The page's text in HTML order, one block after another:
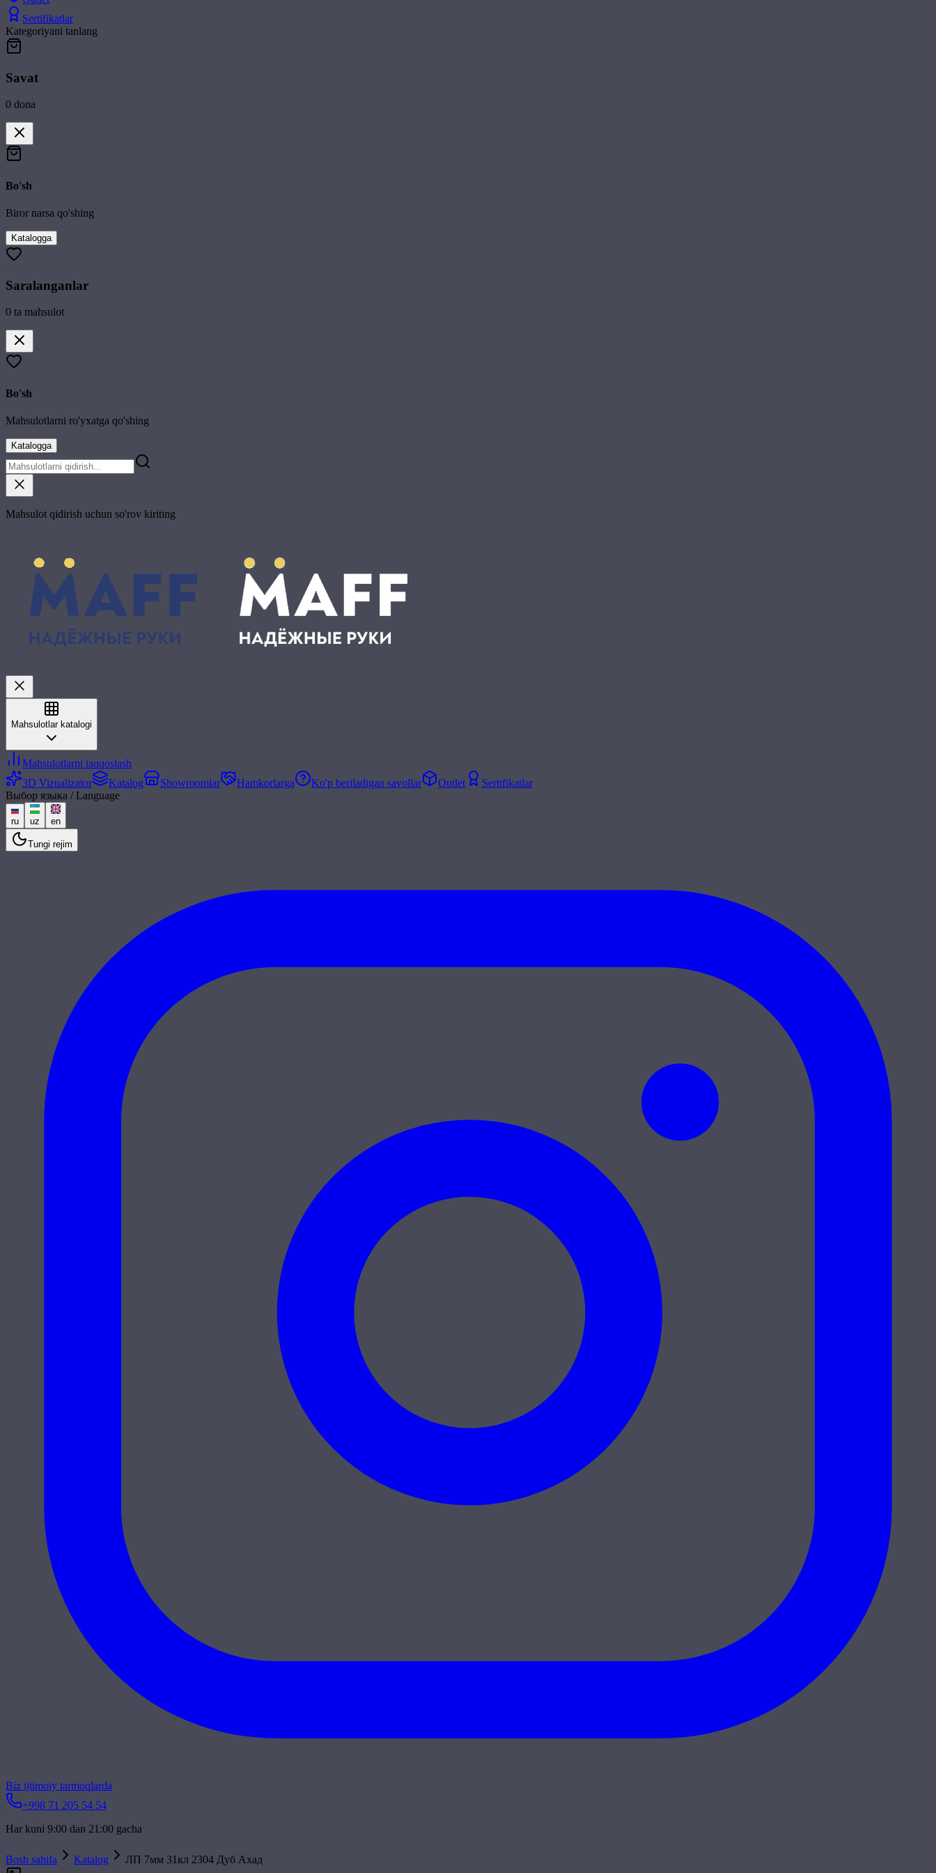
Sertifikatlar
Kategoriyani tanlang
Savat
0 dona
Bo'sh
Biror narsa qo'shing
Katalogga
Saralanganlar
0 ta mahsulot
Bo'sh
Mahsulotlarni ro'yxatga qo'shing
Katalogga
Mahsulot qidirish uchun so'rov kiriting
Mahsulotlar katalogi
Mahsulotlarni taqqoslash
3D Vizualizator
Katalog Showroomlar Hamkorlarga Ko'p beriladigan savollar Outlet
Sertifikatlar
Выбор языка / Language
ru uz en
Tungi rejim
Biz ijtimoiy tarmoqlarda
+998 71 205 54 54
Har kuni 9:00 dan 21:00 gacha
Bosh sahifa Katalog
ЛП 7мм 31кл 2304 Дуб Ахад